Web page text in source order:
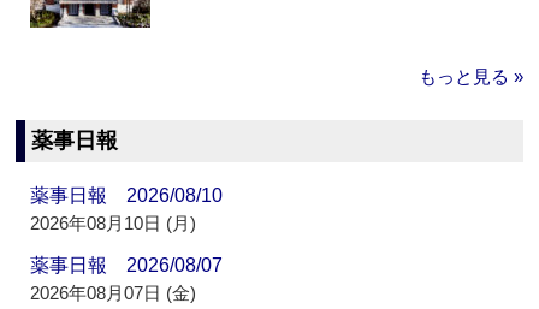
もっと見る »
薬事日報
薬事日報 2026/08/10
2026年08月10日 (月)
薬事日報 2026/08/07
2026年08月07日 (金)